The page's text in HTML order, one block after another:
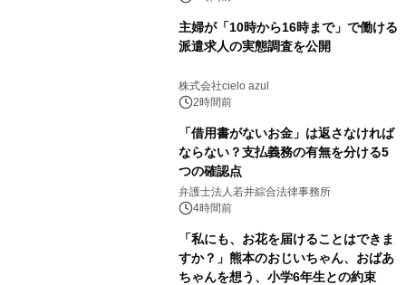
主婦が「10時から16時まで」で働ける
派遣求人の実態調査を公開
株式会社cielo azul
2時間前
「借用書がないお金」は返さなければ
ならない？支払義務の有無を分ける5
つの確認点
弁護士法人若井綜合法律事務所
4時間前
「私にも、お花を届けることはできま
すか？」熊本のおじいちゃん、おばあ
ちゃんを想う、小学6年生との約束